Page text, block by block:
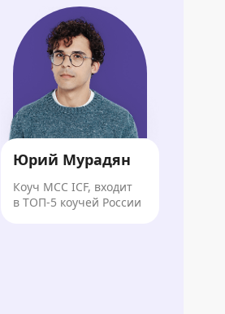
Юрий Мурадян
Коуч MCC ICF, входит
в ТОП-5 коучей России